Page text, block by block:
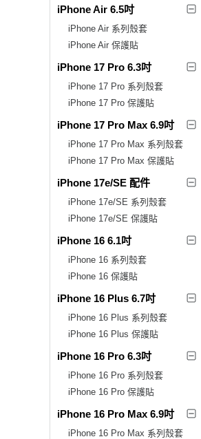
iPhone Air 6.5吋
iPhone Air 系列殼套
iPhone Air 保護貼
iPhone 17 Pro 6.3吋
iPhone 17 Pro 系列殼套
iPhone 17 Pro 保護貼
iPhone 17 Pro Max 6.9吋
iPhone 17 Pro Max 系列殼套
iPhone 17 Pro Max 保護貼
iPhone 17e/SE 配件
iPhone 17e/SE 系列殼套
iPhone 17e/SE 保護貼
iPhone 16 6.1吋
iPhone 16 系列殼套
iPhone 16 保護貼
iPhone 16 Plus 6.7吋
iPhone 16 Plus 系列殼套
iPhone 16 Plus 保護貼
iPhone 16 Pro 6.3吋
iPhone 16 Pro 系列殼套
iPhone 16 Pro 保護貼
iPhone 16 Pro Max 6.9吋
iPhone 16 Pro Max 系列殼套